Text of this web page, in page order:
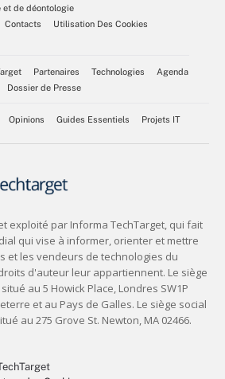
et de déontologie
Contacts
Utilisation Des Cookies
Partenaires Technologies
Agenda
Dossier de Presse
Opinions Guides Essentiels Projets IT